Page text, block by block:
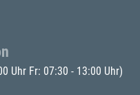
Uhr Fr: 07:30 - 13:00 Uhr)